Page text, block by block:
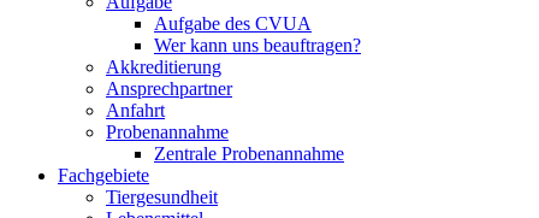
Aufgabe des CVUA
Wer kann uns beauftragen?
Akkreditierung
Ansprechpartner
Anfahrt
Probenannahme
Zentrale Probenannahme
Fachgebiete
Tiergesundheit